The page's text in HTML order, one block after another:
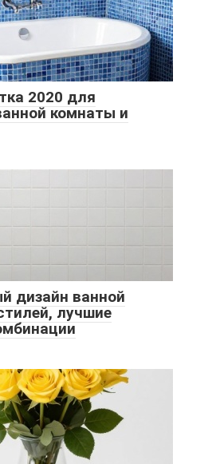
2020 для
комнаты и
дизайн ванной
лучшие